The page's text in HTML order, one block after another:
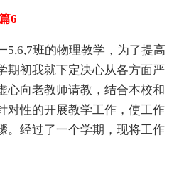
6
班的物理教学，为了提高
期初我就下定决心从各方面严
心向老教师请教，结合本校和
对性的开展教学工作，使工作
。经过了一个学期，现将工作